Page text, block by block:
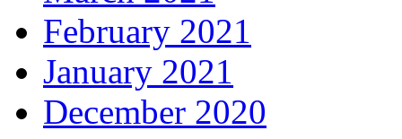
February 2021
January 2021
December 2020